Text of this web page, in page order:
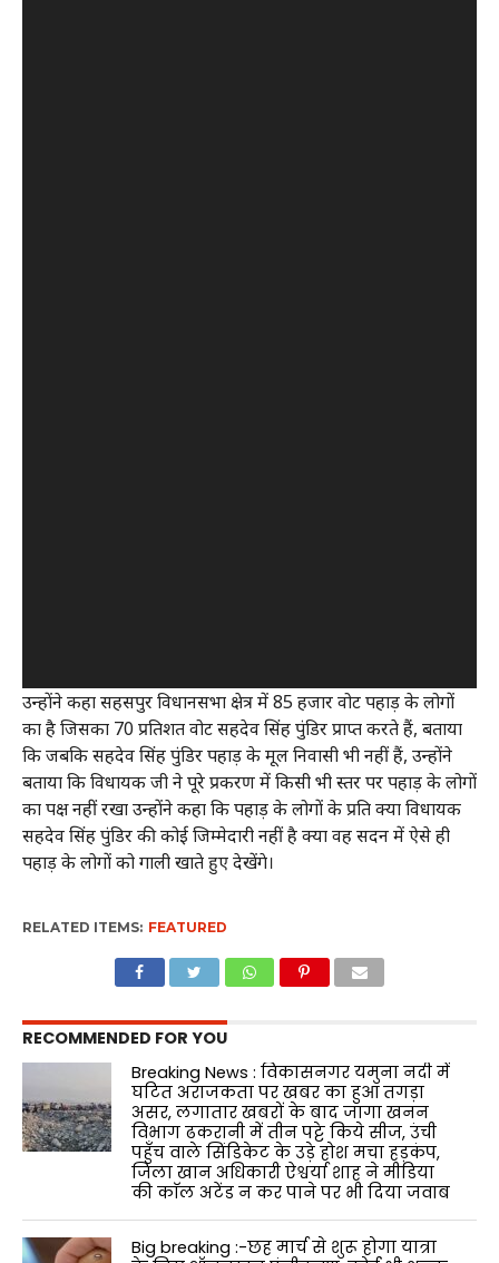
उन्होंने कहा सहसपुर विधानसभा क्षेत्र में 85 हजार वोट पहाड़ के लोगों
का है जिसका 70 प्रतिशत वोट सहदेव सिंह पुंडिर प्राप्त करते हैं, बताया
कि जबकि सहदेव सिंह पुंडिर पहाड़ के मूल निवासी भी नहीं हैं, उन्होंने
बताया कि विधायक जी ने पूरे प्रकरण में किसी भी स्तर पर पहाड़ के लोगों
का पक्ष नहीं रखा उन्होंने कहा कि पहाड़ के लोगों के प्रति क्या विधायक
सहदेव सिंह पुंडिर की कोई जिम्मेदारी नहीं है क्या वह सदन में ऐसे ही
पहाड़ के लोगों को गाली खाते हुए देखेंगे।
RELATED ITEMS: FEATURED
RECOMMENDED FOR YOU
Breaking News : विकासनगर यमुना नदी में
घटित अराजकता पर खबर का हुआ तगड़ा
असर, लगातार खबरों के बाद जागा खनन
विभाग ढकरानी में तीन पट्टे किये सीज, उंची
पहुँच वाले सिंडिकेट के उड़े होश मचा हड़कंप,
जिला खान अधिकारी ऐश्वर्या शाह ने मीडिया
की काॅल अटेंड न कर पाने पर भी दिया जवाब
Big breaking :-छह मार्च से शुरू होगा यात्रा